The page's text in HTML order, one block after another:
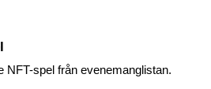
NFT-spel från evenemanglistan.